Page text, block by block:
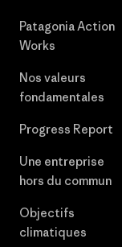
Patagonia Action
Works
Nos valeurs
fondamentales
Progress Report
Une entreprise
hors du commun
Objectifs
climatiques